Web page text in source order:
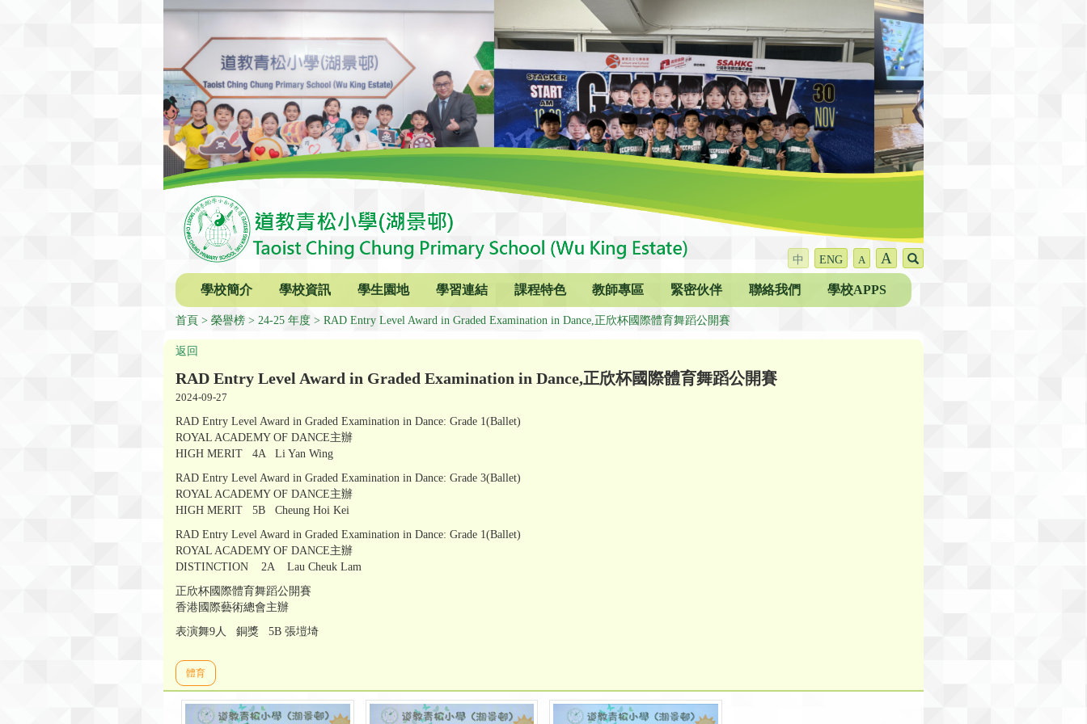
中 ENG A A
學校簡介 學校資訊 學生園地 學習連結 課程特色 教師專區 緊密伙伴 聯絡我們 學校APPS
首頁 榮譽榜 24-25 年度 RAD Entry Level Award in Graded Examination in Dance,正欣杯國際體育舞蹈公開賽
返回
RAD Entry Level Award in Graded Examination in Dance,正欣杯國際體育舞蹈公開賽
2024-09-27
RAD Entry Level Award in Graded Examination in Dance: Grade 1(Ballet)
ROYAL ACADEMY OF DANCE主辦
HIGH MERIT 4A Li Yan Wing
RAD Entry Level Award in Graded Examination in Dance: Grade 3(Ballet)
ROYAL ACADEMY OF DANCE主辦
HIGH MERIT 5B Cheung Hoi Kei
RAD Entry Level Award in Graded Examination in Dance: Grade 1(Ballet)
ROYAL ACADEMY OF DANCE主辦
DISTINCTION 2A Lau Cheuk Lam
正欣杯國際體育舞蹈公開賽
香港國際藝術總會主辦
表演舞9人 銅獎 5B 張塏埼
體育